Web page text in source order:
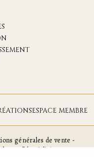
ESPACE MEMBRE
générales de vente -
de confidentialité